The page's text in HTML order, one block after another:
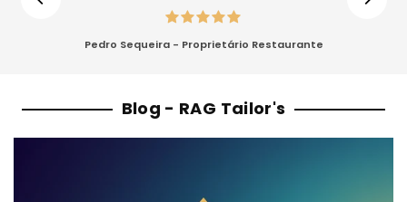
Pedro Sequeira - Proprietário Restaurante
Blog - RAG Tailor's